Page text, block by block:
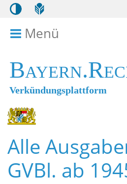
Menü
Verkündungsplattform
Alle
GVBl. ab